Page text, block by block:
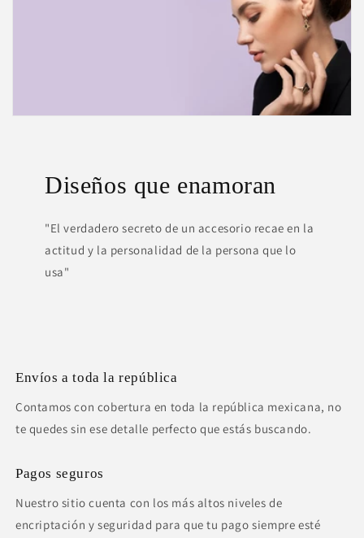
Diseños que enamoran
"El verdadero secreto de un accesorio recae en la
actitud y la personalidad de la persona que lo
usa"
Envíos a toda la república
Contamos con cobertura en toda la república mexicana, no
te quedes sin ese detalle perfecto que estás buscando.
Pagos seguros
Nuestro sitio cuenta con los más altos niveles de
encriptación y seguridad para que tu pago siempre esté